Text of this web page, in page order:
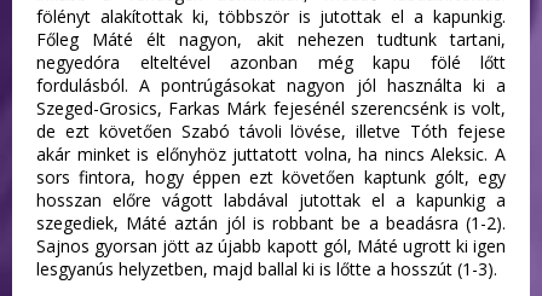
fölényt alakítottak ki, többször is jutottak el a kapunkig.
Főleg Máté élt nagyon, akit nehezen tudtunk tartani,
negyedóra elteltével azonban még kapu fölé lőtt
fordulásból. A pontrúgásokat nagyon jól használta ki a
Szeged-Grosics, Farkas Márk fejesénél szerencsénk is volt,
de ezt követően Szabó távoli lövése, illetve Tóth fejese
akár minket is előnyhöz juttatott volna, ha nincs Aleksic. A
sors fintora, hogy éppen ezt követően kaptunk gólt, egy
hosszan előre vágott labdával jutottak el a kapunkig a
szegediek, Máté aztán jól is robbant be a beadásra (1-2).
Sajnos gyorsan jött az újabb kapott gól, Máté ugrott ki igen
lesgyanús helyzetben, majd ballal ki is lőtte a hosszút (1-3).